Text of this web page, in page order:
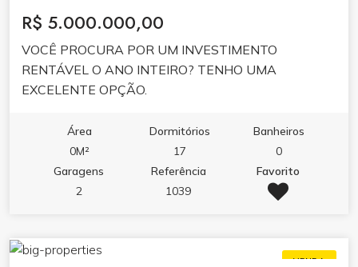
R$ 5.000.000,00
VOCÊ PROCURA POR UM INVESTIMENTO
RENTÁVEL O ANO INTEIRO? TENHO UMA
EXCELENTE OPÇÃO.
Área
0M²
Dormitórios
17
Banheiros
0
Garagens
2
Referência
1039
Favorito
VENDA